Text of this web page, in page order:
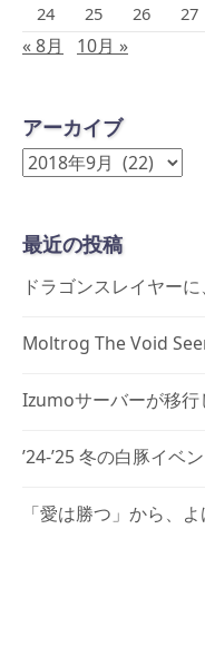
24
25 26 27
« 8月 10月 »
アーカイブ
ア
イ
最近の投稿
ドラゴンスレイヤーに
Moltrog The Void
Izumoサーバーが移行
’24-’25 冬の白豚イベ
「愛は勝つ」から、よ